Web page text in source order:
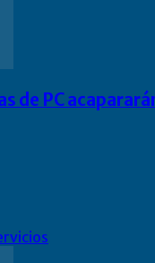
de PC